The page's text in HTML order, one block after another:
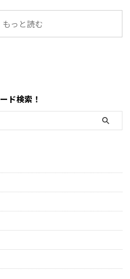
営業時間変更や混雑状況には
いつも気を遣います。特に
舗で、ATMの設置状況や使い方
も一般のスーパーとは少し違
結論・コストコ店舗内にATMが
ある場合もあるが「必ずある
わけではない」・基本はキャ
ッシュレス（クレジットカー
もっと読む
ド検索！